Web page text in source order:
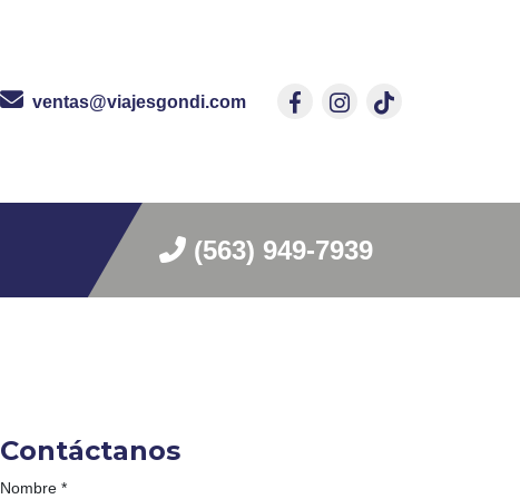
ventas@viajesgondi.com
(563) 949-7939
Contáctanos
Nombre *